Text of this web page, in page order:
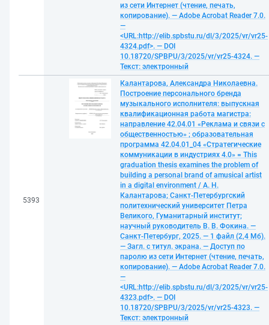
из сети Интернет (чтение, печать,
копирование). — Adobe Acrobat Reader 7.0.
—
<URL:http://elib.spbstu.ru/dl/3/2025/vr/vr25-
4324.pdf>. — DOI
10.18720/SPBPU/3/2025/vr/vr25-4324. —
Текст: электронный
5393
Калантарова, Александра Николаевна.
Построение персонального бренда
музыкального исполнителя: выпускная
квалификационная работа магистра:
направление 42.04.01 «Реклама и связи с
общественностью» ; образовательная
программа 42.04.01_04 «Стратегические
коммуникации в индустриях 4.0» = This
graduation thesis examines the problem of
building a personal brand of amusical artist
in a digital environment / А. Н.
Калантарова; Санкт-Петербургский
политехнический университет Петра
Великого, Гуманитарный институт;
научный руководитель В. В. Фокина. —
Санкт-Петербург, 2025. — 1 файл (2,4 Мб).
— Загл. с титул. экрана. — Доступ по
паролю из сети Интернет (чтение, печать,
копирование). — Adobe Acrobat Reader 7.0.
—
<URL:http://elib.spbstu.ru/dl/3/2025/vr/vr25-
4323.pdf>. — DOI
10.18720/SPBPU/3/2025/vr/vr25-4323. —
Текст: электронный